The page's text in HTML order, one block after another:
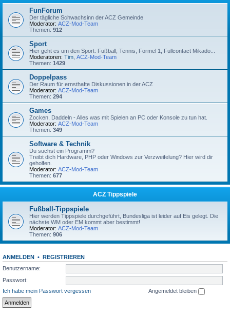
FunForum
Der tägliche Schwachsinn der ACZ Gemeinde
Moderator: ACZ-Mod-Team
Themen: 912
Sport
Hier geht es um den Sport: Fußball, Tennis, Formel 1, Fullcontact Mikado...
Moderatoren: Tim ACZ-Mod-Team
Themen: 1429
Doppelpass
Der Raum für ernsthafte Diskussionen in der ACZ
Moderator: ACZ-Mod-Team
Themen: 294
Games
Zocken, Daddeln - Alles was mit Spielen an PC oder Konsole zu tun hat.
Moderator: ACZ-Mod-Team
Themen: 349
Software & Technik
Du suchst ein Programm?
Treibt dich Hardware, PHP oder Windows zur Verzweifelung? Hier wird dir
geholfen.
Moderator: ACZ-Mod-Team
Themen: 677
ACZ Tippspiele
Fußball-Tippspiele
Hier werden Tippspiele durchgeführt, Bundesliga ist leider auf Eis gelegt. Die
nächste WM oder EM kommt aber bestimmt!
Moderator: ACZ-Mod-Team
Themen: 906
ANMELDEN • REGISTRIEREN
Benutzername:
Passwort:
Ich habe mein Passwort vergessen
Angemeldet bleiben